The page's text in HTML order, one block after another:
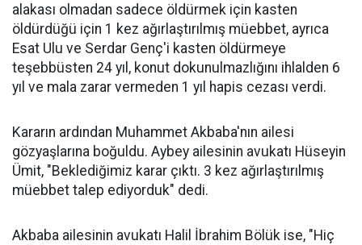
alakası olmadan sadece öldürmek için kasten
öldürdüğü için 1 kez ağırlaştırılmış müebbet, ayrıca
Esat Ulu ve Serdar Genç'i kasten öldürmeye
teşebbüsten 24 yıl, konut dokunulmazlığını ihlalden 6
yıl ve mala zarar vermeden 1 yıl hapis cezası verdi.
Kararın ardından Muhammet Akbaba'nın ailesi
gözyaşlarına boğuldu. Aybey ailesinin avukatı Hüseyin
Ümit, "Beklediğimiz karar çıktı. 3 kez ağırlaştırılmış
müebbet talep ediyorduk" dedi.
Akbaba ailesinin avukatı Halil İbrahim Bölük ise, "Hiç